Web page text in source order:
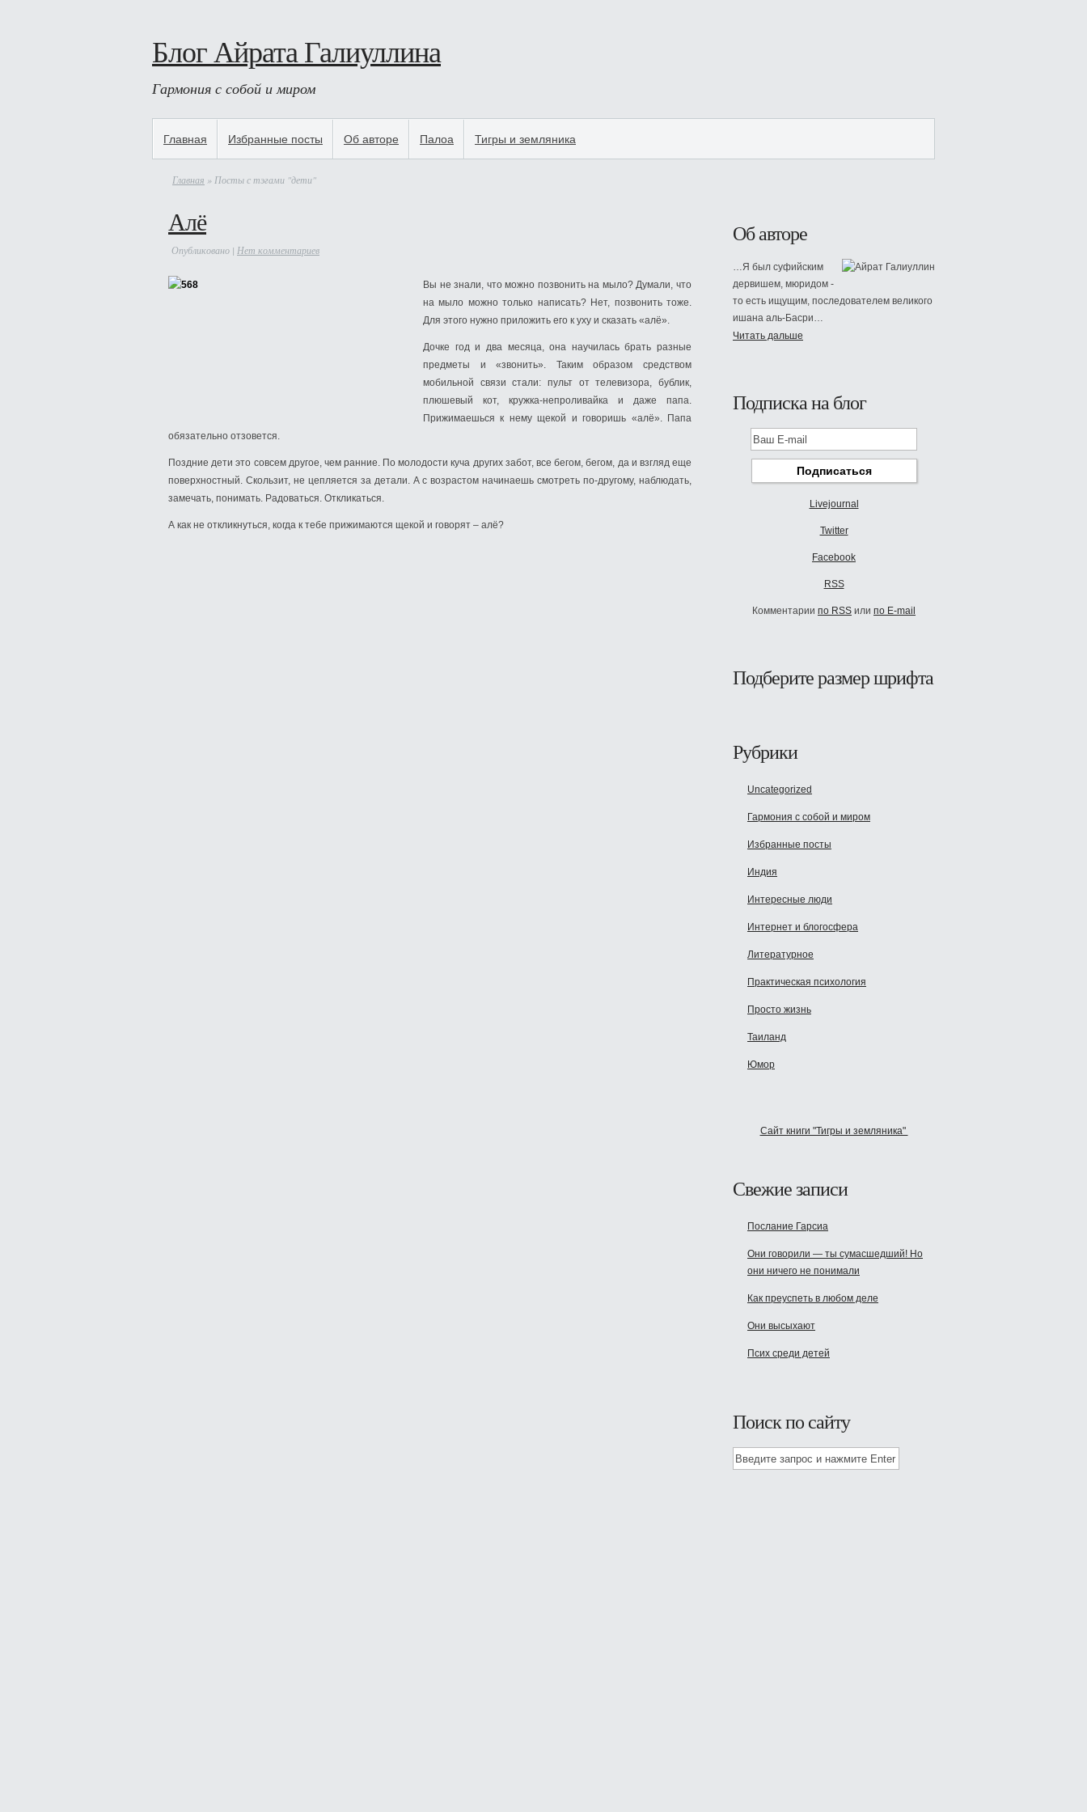
Блог Айрата Галиуллина
Гармония с собой и миром
Главная Избранные посты Об авторе Палоа Тигры и земляника
Главная » Посты с тэгами "дети"
Алё
Опубликовано | Нет комментариев
Вы не знали, что можно позвонить на мыло? Думали, что
на мыло можно только написать? Нет, позвонить тоже.
Для этого нужно приложить его к уху и сказать «алё».
Дочке год и два месяца, она научилась брать разные
предметы и «звонить». Таким образом средством
мобильной связи стали: пульт от телевизора, бублик,
плюшевый кот, кружка-непроливайка и даже папа.
Прижимаешься к нему щекой и говоришь «алё». Папа
обязательно отзовется.
Поздние дети это совсем другое, чем ранние. По молодости куча других забот, все бегом, бегом, да и взгляд еще
поверхностный. Скользит, не цепляется за детали. А с возрастом начинаешь смотреть по-другому, наблюдать,
замечать, понимать. Радоваться. Откликаться.
А как не откликнуться, когда к тебе прижимаются щекой и говорят – алё?
Об авторе
…Я был суфийским
дервишем, мюридом -
то есть ищущим, последователем великого
ишана аль-Басри…
Читать дальше
Подписка на блог
Livejournal
Twitter
Facebook
RSS
Комментарии по RSS или по E-mail
Подберите размер шрифта
Рубрики
Uncategorized
Гармония с собой и миром
Избранные посты
Индия
Интересные люди
Интернет и блогосфера
Литературное
Практическая психология
Просто жизнь
Таиланд
Юмор
Сайт книги "Тигры и земляника"
Свежие записи
Послание Гарсиа
Они говорили — ты сумасшедший! Но
они ничего не понимали
Как преуспеть в любом деле
Они высыхают
Псих среди детей
Поиск по сайту